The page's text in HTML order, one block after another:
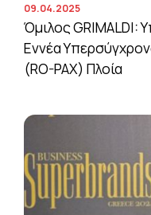
09.04.2025
Όμιλος GRIMALDI:
Εννέα
(RO-PAX) Πλοία